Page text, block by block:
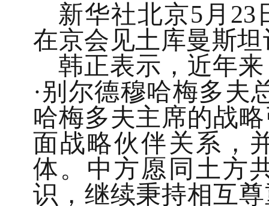
新华社北京5 月
在京会见土库曼斯
韩正表示，近年
·别尔德穆哈梅多夫
哈梅多夫主席的战
面战略伙伴关系，
体。中方愿同土方
识，继续秉持相互